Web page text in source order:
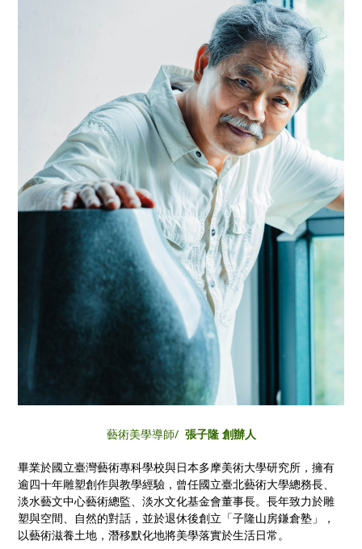
藝術美學導師/張子隆 創辦人
畢業於國立臺灣藝術專科學校與日本多摩美術大學研究所，擁有
逾四十年雕塑創作與教學經驗，曾任國立臺北藝術大學總務長、
淡水藝文中心藝術總監、淡水文化基金會董事長。長年致力於雕
塑與空間、自然的對話，並於退休後創立「子隆山房鎌倉塾」，
以藝術滋養土地，潛移默化地將美學落實於生活日常。